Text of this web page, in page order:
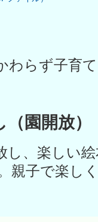
わらず子育
園開放）
し、楽しい
親子で楽し